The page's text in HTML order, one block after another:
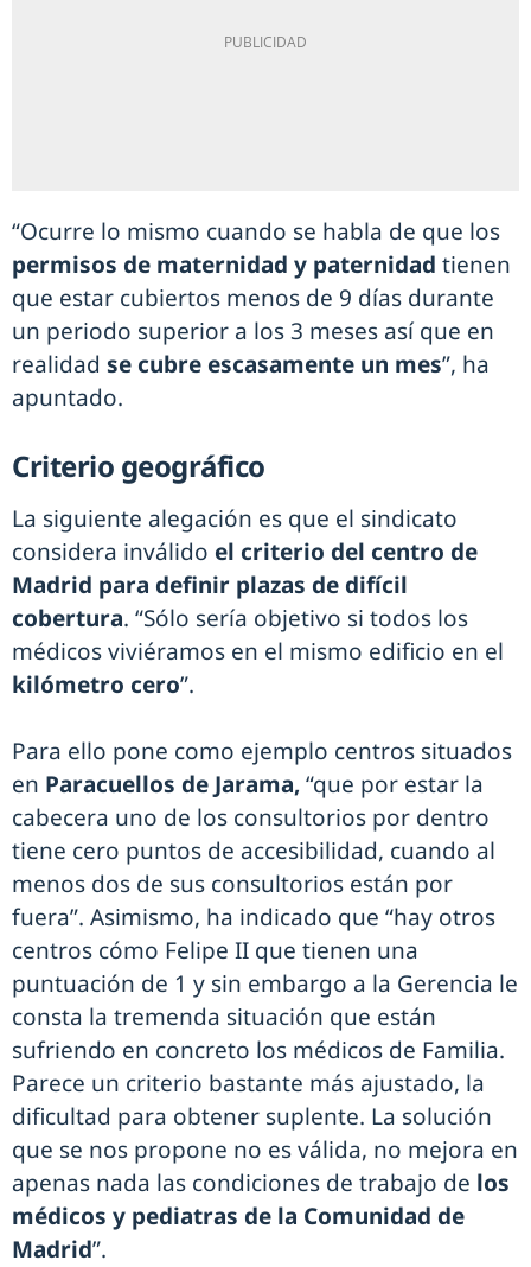
“Ocurre lo mismo cuando se habla de que los
permisos de maternidad y paternidad tienen
que estar cubiertos menos de 9 días durante
un periodo superior a los 3 meses así que en
realidad se cubre escasamente un mes”, ha
apuntado.
Criterio geográfico
La siguiente alegación es que el sindicato
considera inválido el criterio del centro de
Madrid para definir plazas de difícil
cobertura. “Sólo sería objetivo si todos los
médicos viviéramos en el mismo edificio en el
kilómetro cero”.
Para ello pone como ejemplo centros situados
en Paracuellos de Jarama, “que por estar la
cabecera uno de los consultorios por dentro
tiene cero puntos de accesibilidad, cuando al
menos dos de sus consultorios están por
fuera”. Asimismo, ha indicado que “hay otros
centros cómo Felipe II que tienen una
puntuación de 1 y sin embargo a la Gerencia le
consta la tremenda situación que están
sufriendo en concreto los médicos de Familia.
Parece un criterio bastante más ajustado, la
dificultad para obtener suplente. La solución
que se nos propone no es válida, no mejora en
apenas nada las condiciones de trabajo de los
médicos y pediatras de la Comunidad de
Madrid”.